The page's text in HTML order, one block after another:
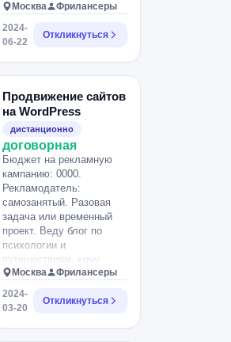
звена, HR, собственники/
предприниматели.
Страны: Россия,
Москва
Фрилансеры
2024-
06-22
Откликнуться
Продвижение сайтов
на WordPress
дистанционно
договорная
Бюджет на рекламную
кампанию: 0000.
Рекламодатель:
самозанятый. Разовая
задача или временный
проект. Веду блог по
психологии и
путешествиям. хочу
подключить Яндекс
метрику и гугл аналитику.
Москва
Фрилансеры
2024-
03-20
Откликнуться